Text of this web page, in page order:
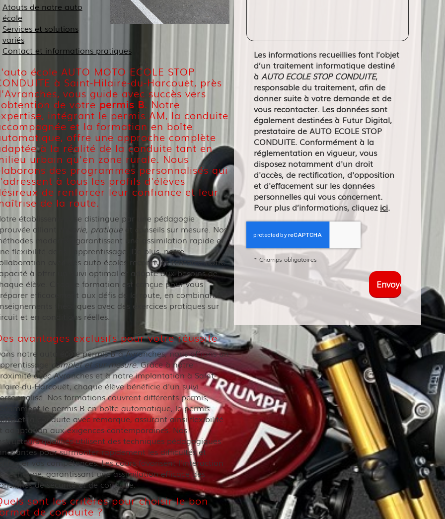
Atouts de notre auto
école
Services et solutions
variés
Contact et informations pratiques
école AUTO MOTO ECOLE STOP
à Saint-Hilaire-du-Harcouët, près
vous guide avec succès vers
de votre permis B. Notre
intégrant le permis AM, la conduite
et la formation en boîte
offre une approche complète
à la réalité de la conduite tant en
urbain qu'en zone rurale. Nous
des programmes personnalisés qui
à tous les profils d'élèves
de renforcer leur confiance et leur
de la route.
établissement se distingue par une pédagogie
alliant
théorie, pratiqueet conseils sur mesure. Nos
modernes garantissent une assimilation rapide et
flexibilité dans l'apprentissage. De plus, notre
avec des auto-écoles reconnues renforce notre
à offrir un suivi optimal et adapté aux besoins de
élève. Chaque formation est conçue pour vous
efficacement aux défis de la route, en combinant
théoriques avec des exercices pratiques sur
et en conditions réelles.
avantages exclusifs pour votre réussite
notre auto école permis B à Avranches, nous offrons un
complet et sur mesure. Grâce à notre
avec Avranches et à notre implantation à Saint-
du-Harcouët, chaque élève bénéficie d'un suivi
Nos formations couvrent différents permis,
le permis B en boîte automatique, le permis
et la conduite avec remorque, assurant ainsi flexibilité
adaptation aux exigences contemporaines. Nos
qualifiés utilisent des techniques pédagogiques
pour surmonter rapidement les difficultés et
vos compétences. Les cours favorisent l'interaction
l'échange, garantissant une assimilation efficace des
de sécurité et de conduite.
sont les critères pour choisir le bon
de conduite ?
Les informations recueillies font l’objet
d’un traitement informatique destiné
à AUTO ECOLE STOP CONDUITE,
responsable du traitement, afin de
donner suite à votre demande et de
vous recontacter. Les données sont
également destinées à Futur Digital,
prestataire de AUTO ECOLE STOP
CONDUITE. Conformément à la
réglementation en vigueur, vous
disposez notamment d'un droit
d'accès, de rectification, d'opposition
et d'effacement sur les données
personnelles qui vous concernent.
Pour plus d’informations, cliquez ici.
*Champs obligatoires